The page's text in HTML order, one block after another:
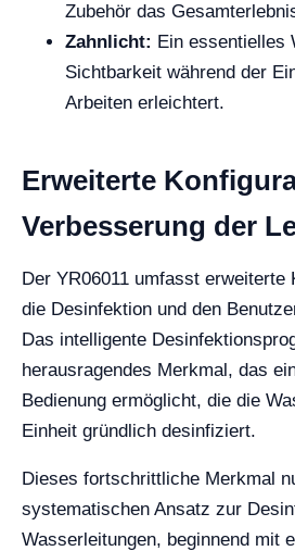
Zubehör das
Zahnlicht: Ein essentielles
Sichtbarkeit während der
Arbeiten erleichtert.
Erweiterte
Verbesserung der
Der YR06011 umfasst erweiterte
die Desinfektion und den
Das intelligente
herausragendes Merkmal, das
Bedienung ermöglicht, die die
Einheit gründlich desinfiziert.
Dieses fortschrittliche Merkmal
systematischen Ansatz zur
Wasserleitungen, beginnend mit